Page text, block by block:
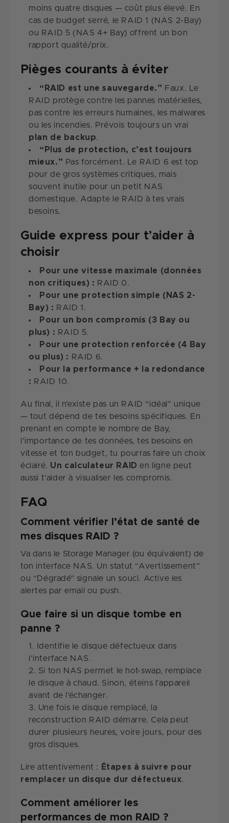
moins quatre disques — coût plus élevé. En
cas de budget serré, le RAID 1 (NAS 2-Bay)
ou RAID 5 (NAS 4+ Bay) offrent un bon
rapport qualité/prix.
Pièges courants à éviter
“RAID est une sauvegarde.” Faux. Le
RAID protège contre les pannes matérielles,
pas contre les erreurs humaines, les malwares
ou les incendies. Prévois toujours un vrai
plan de backup.
“Plus de protection, c’est toujours
mieux.” Pas forcément. Le RAID 6 est top
pour de gros systèmes critiques, mais
souvent inutile pour un petit NAS
domestique. Adapte le RAID à tes vrais
besoins.
Guide express pour t’aider à
choisir
Pour une vitesse maximale (données
non critiques) : RAID 0.
Pour une protection simple (NAS 2-
Bay) : RAID 1.
Pour un bon compromis (3 Bay ou
plus) : RAID 5.
Pour une protection renforcée (4 Bay
ou plus) : RAID 6.
Pour la performance + la redondance
: RAID 10.
Au final, il n’existe pas un RAID “idéal” unique
— tout dépend de tes besoins spécifiques. En
prenant en compte le nombre de Bay,
l’importance de tes données, tes besoins en
vitesse et ton budget, tu pourras faire un choix
éclairé. Un calculateur RAID en ligne peut
aussi t’aider à visualiser les compromis.
FAQ
Comment vérifier l’état de santé de
mes disques RAID ?
Va dans le Storage Manager (ou équivalent) de
ton interface NAS. Un statut “Avertissement”
ou “Dégradé” signale un souci. Active les
alertes par email ou push.
Que faire si un disque tombe en
panne ?
Identifie le disque défectueux dans
l’interface NAS.
Si ton NAS permet le hot-swap, remplace
le disque à chaud. Sinon, éteins l’appareil
avant de l’échanger.
Une fois le disque remplacé, la
reconstruction RAID démarre. Cela peut
durer plusieurs heures, voire jours, pour des
gros disques.
Lire attentivement :
Étapes à suivre pour
remplacer un disque dur défectueux.
Comment améliorer les
performances de mon RAID ?